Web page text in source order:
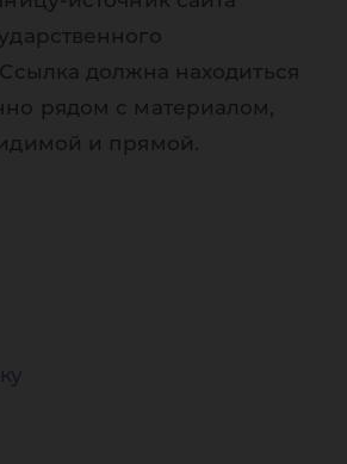
должна находиться
рядом с материалом,
и прямой.